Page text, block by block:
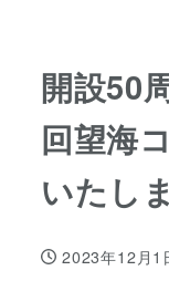
開設50
回望海
いたし
投稿日
2023年12月1